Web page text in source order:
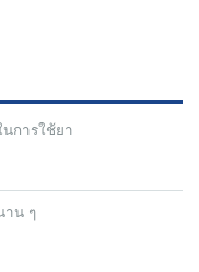
การใช้ยา
าน ๆ